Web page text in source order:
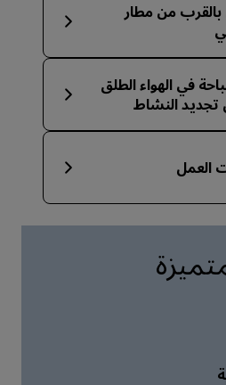
من مطار
في الهواء الطلق
تجديد النشاط
العمل